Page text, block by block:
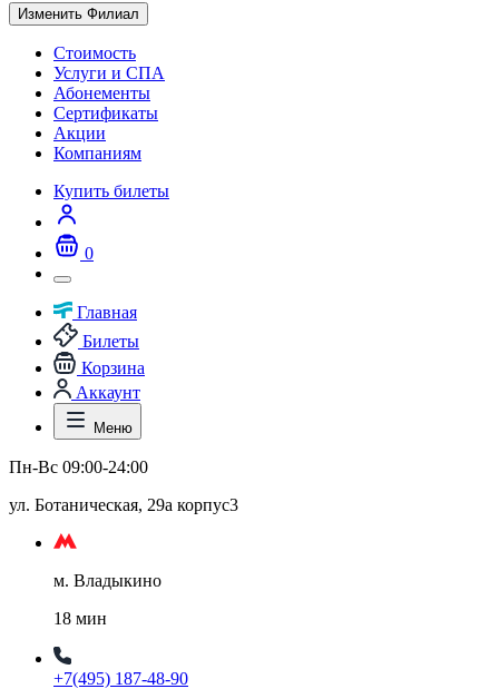
Изменить Филиал
Стоимость
Услуги и СПА
Абонементы
Сертификаты
Акции
Компаниям
Купить билеты
0
Главная
Билеты
Корзина
Аккаунт
Меню
Пн-Вс 09:00-24:00
ул. Ботаническая, 29а корпус3
м. Владыкино
18 мин
+7(495) 187-48-90